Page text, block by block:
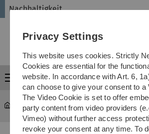
Skip
Skip
Skip
Skip
Nachhaltigkeit
Menu
Nachhaltigkeit ... Archiv
Privacy Settings
This website uses cookies. Strictly
Cookies are essential for the
website. In accordance with Art. 6,
can choose to give your consent to a
The Video Cookie is set to offer
party content from video providers
Vimeo) without further access
revoke your consent at any time. To